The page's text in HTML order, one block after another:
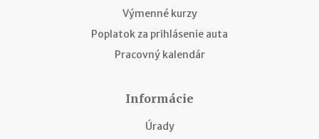
Výmenné kurzy
Poplatok za prihlásenie auta
Pracovný kalendár
Informácie
Úrady